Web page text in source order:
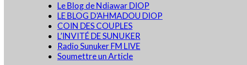
Le Blog de Ndiawar DIOP
LE BLOG D’AHMADOU DIOP
COIN DES COUPLES
L’INVITÉ DE SUNUKER
Radio Sunuker FM LIVE
Soumettre un Article